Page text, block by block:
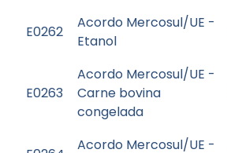
E0262
Acordo Mercosul/UE -
Etanol
E0263
Acordo Mercosul/UE -
Carne bovina
congelada
Acordo Mercosul/UE -